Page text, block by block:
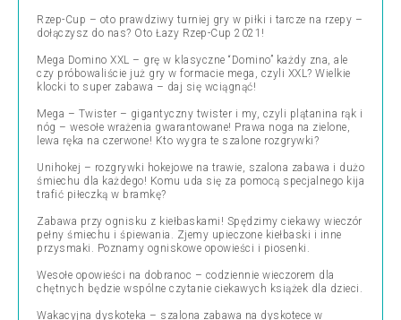
Rzep-Cup – oto prawdziwy turniej gry w piłki i tarcze na rzepy –
dołączysz do nas? Oto Łazy Rzep-Cup 2021!
Mega Domino XXL – grę w klasyczne “Domino” każdy zna, ale
czy próbowaliście już gry w formacie mega, czyli XXL? Wielkie
klocki to super zabawa – daj się wciągnąć!
Mega – Twister – gigantyczny twister i my, czyli plątanina rąk i
nóg – wesołe wrażenia gwarantowane! Prawa noga na zielone,
lewa ręka na czerwone! Kto wygra te szalone rozgrywki?
Unihokej – rozgrywki hokejowe na trawie, szalona zabawa i dużo
śmiechu dla każdego! Komu uda się za pomocą specjalnego kija
trafić piłeczką w bramkę?
Zabawa przy ognisku z kiełbaskami! Spędzimy ciekawy wieczór
pełny śmiechu i śpiewania. Zjemy upieczone kiełbaski i inne
przysmaki. Poznamy ogniskowe opowieści i piosenki.
Wesołe opowieści na dobranoc – codziennie wieczorem dla
chętnych będzie wspólne czytanie ciekawych książek dla dzieci.
Wakacyjna dyskoteka – szalona zabawa na dyskotece w